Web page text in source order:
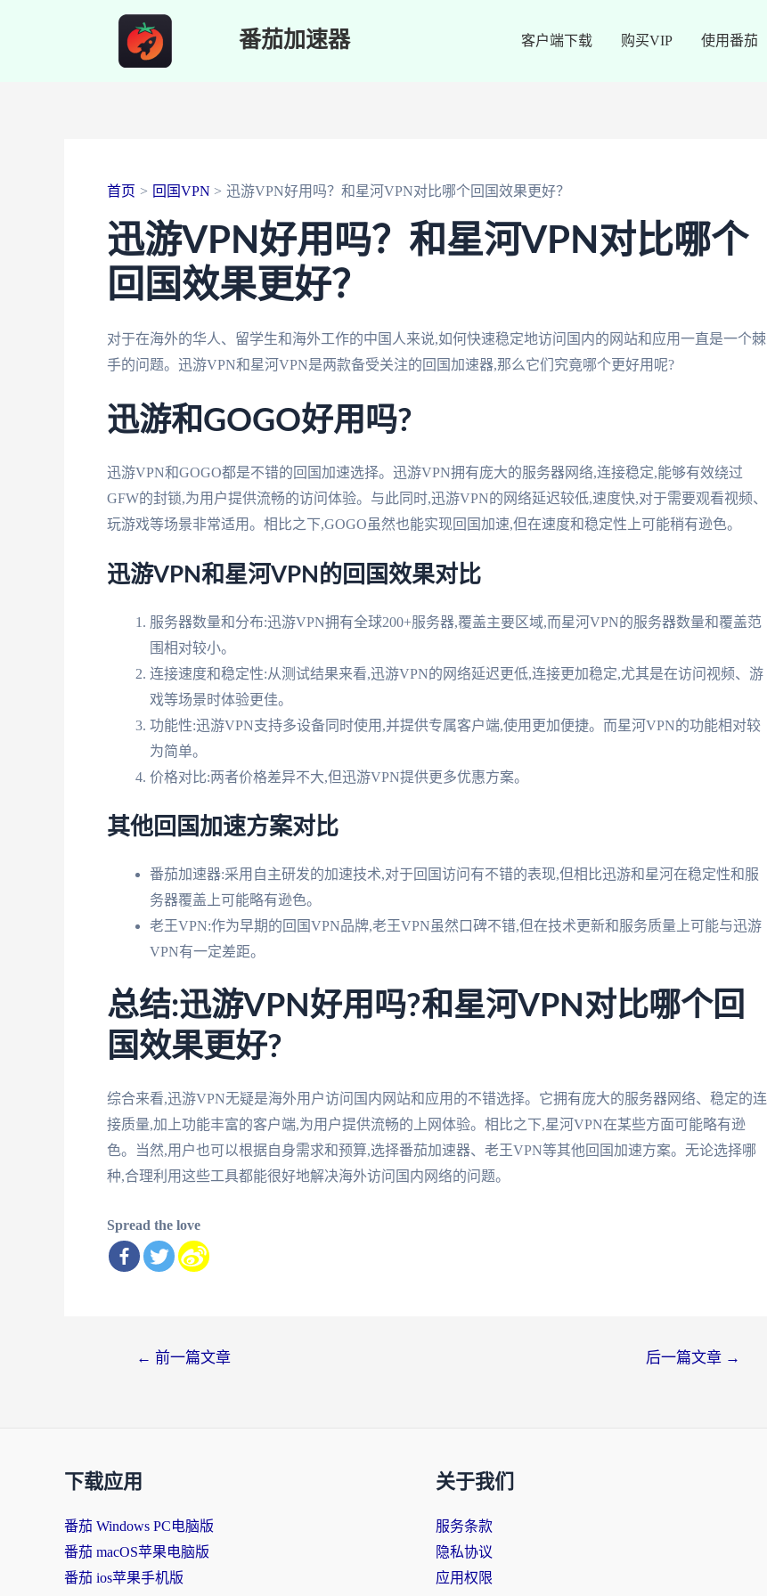
番茄加速器 客户端下载 购买VIP 使用番茄
首页 回国VPN 迅游VPN好用吗？和星河VPN对比哪个回国效果更好？
迅游VPN好用吗？和星河VPN对比哪个
回国效果更好？
对于在海外的华人、留学生和海外工作的中国人来说,如何快速稳定地访问国内的网站和应用一直是一个棘
手的问题。迅游VPN和星河VPN是两款备受关注的回国加速器,那么它们究竟哪个更好用呢?
迅游和GOGO好用吗?
迅游VPN和GOGO都是不错的回国加速选择。迅游VPN拥有庞大的服务器网络,连接稳定,能够有效绕过
GFW的封锁,为用户提供流畅的访问体验。与此同时,迅游VPN的网络延迟较低,速度快,对于需要观看视频、
玩游戏等场景非常适用。相比之下,GOGO虽然也能实现回国加速,但在速度和稳定性上可能稍有逊色。
迅游VPN和星河VPN的回国效果对比
服务器数量和分布:迅游VPN拥有全球200+服务器,覆盖主要区域,而星河VPN的服务器数量和覆盖范
围相对较小。
连接速度和稳定性:从测试结果来看,迅游VPN的网络延迟更低,连接更加稳定,尤其是在访问视频、游
戏等场景时体验更佳。
功能性:迅游VPN支持多设备同时使用,并提供专属客户端,使用更加便捷。而星河VPN的功能相对较
为简单。
价格对比:两者价格差异不大,但迅游VPN提供更多优惠方案。
其他回国加速方案对比
番茄加速器:采用自主研发的加速技术,对于回国访问有不错的表现,但相比迅游和星河在稳定性和服
务器覆盖上可能略有逊色。
老王VPN:作为早期的回国VPN品牌,老王VPN虽然口碑不错,但在技术更新和服务质量上可能与迅游
VPN有一定差距。
总结:迅游VPN好用吗?和星河VPN对比哪个回
国效果更好?
综合来看,迅游VPN无疑是海外用户访问国内网站和应用的不错选择。它拥有庞大的服务器网络、稳定的连
接质量,加上功能丰富的客户端,为用户提供流畅的上网体验。相比之下,星河VPN在某些方面可能略有逊
色。当然,用户也可以根据自身需求和预算,选择番茄加速器、老王VPN等其他回国加速方案。无论选择哪
种,合理利用这些工具都能很好地解决海外访问国内网络的问题。
Spread the love
← 前一篇文章 后一篇文章 →
下载应用
番茄 Windows PC电脑版
番茄 macOS苹果电脑版
番茄 ios苹果手机版
关于我们
服务条款
隐私协议
应用权限